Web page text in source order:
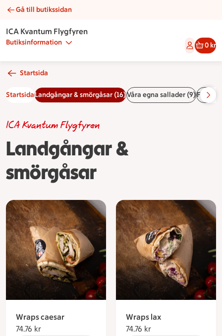
Landgångar & smörgåsar | Catering ICA Kvantum Flygfyren
Gå till butikssidan
ICA Kvantum Flygfyren
Butiksinformation 0 kr
Startsida
StartsidaLandgångar & smörgåsar (16)Våra egna sallader (9)
Landgångar &
smörgåsar
ICA Kvantum Flygfyren
Wraps caesar
74.76 kr
Wraps lax
74.76 kr